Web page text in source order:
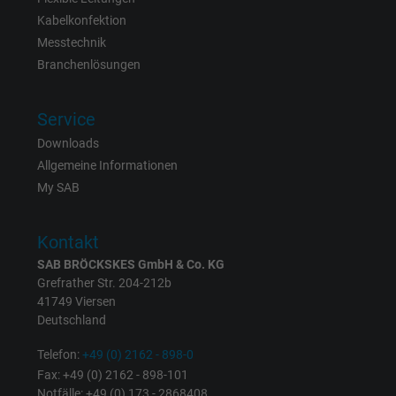
Laufzeit
Registriert eine eindeutige ID, die das Gerät
Name _fbp, Facebook Pixel
Laufzeit
Zweck
Cookie von Facebook für Website-Analyse,
Name act, Facebook Pixel
Kabelkonfektion
Messtechnik
Branchenlösungen
Service
Downloads
Allgemeine Informationen
My SAB
Kontakt
SAB BRÖCKSKES GmbH & Co. KG
Grefrather Str. 204-212b
41749 Viersen
Deutschland
Telefon:+49 (0) 2162 - 898-0
Fax: +49 (0) 2162 - 898-101